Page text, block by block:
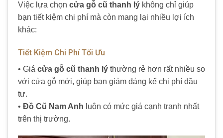
Việc lựa chọn cửa gỗ cũ thanh lý không chỉ giúp
bạn tiết kiệm chi phí mà còn mang lại nhiều lợi ích
khác:
Tiết Kiệm Chi Phí Tối Ưu
• Giá cửa gỗ cũ thanh lý thường rẻ hơn rất nhiều so
với cửa gỗ mới, giúp bạn giảm đáng kể chi phí đầu
tư.
• Đồ Cũ Nam Anh luôn có mức giá cạnh tranh nhất
trên thị trường.